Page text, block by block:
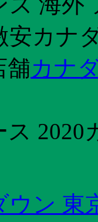
安カナ
舗カナ
ウン 東